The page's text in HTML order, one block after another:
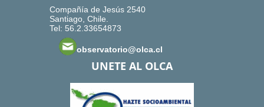
Compañía de Jesús 2540
Santiago, Chile.
Tel: 56.2.33654873
observatorio@olca.cl
UNETE AL OLCA